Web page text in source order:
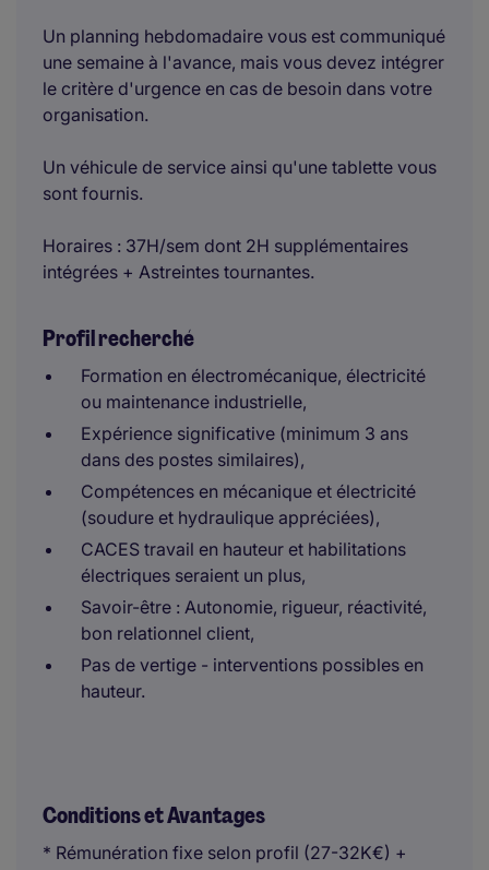
Un planning hebdomadaire vous est communiqué
une semaine à l'avance, mais vous devez intégrer
le critère d'urgence en cas de besoin dans votre
organisation.
Un véhicule de service ainsi qu'une tablette vous
sont fournis.
Horaires : 37H/sem dont 2H supplémentaires
intégrées + Astreintes tournantes.
Profil recherché
Formation en électromécanique, électricité
ou maintenance industrielle,
Expérience significative (minimum 3 ans
dans des postes similaires),
Compétences en mécanique et électricité
(soudure et hydraulique appréciées),
CACES travail en hauteur et habilitations
électriques seraient un plus,
Savoir-être : Autonomie, rigueur, réactivité,
bon relationnel client,
Pas de vertige - interventions possibles en
hauteur.
Conditions et Avantages
* Rémunération fixe selon profil (27-32K€) +